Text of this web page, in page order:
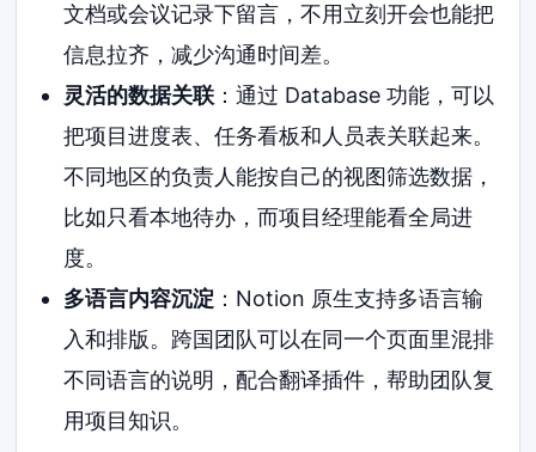
文档或会议记录下留言，不用立刻开会也能把
信息拉齐，减少沟通时间差。
灵活的数据关联：通过 Database 功能，可以
把项目进度表、任务看板和人员表关联起来。
不同地区的负责人能按自己的视图筛选数据，
比如只看本地待办，而项目经理能看全局进
度。
多语言内容沉淀：Notion 原生支持多语言输
入和排版。跨国团队可以在同一个页面里混排
不同语言的说明，配合翻译插件，帮助团队复
用项目知识。